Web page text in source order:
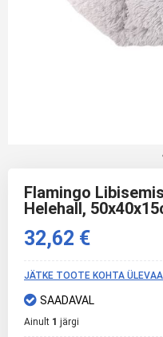
beginning
gallery
Flamingo
Helehall,
32,62 €
JÄTKE TOOTE KOHTA
SAADAVAL
Ainult 1 järgi